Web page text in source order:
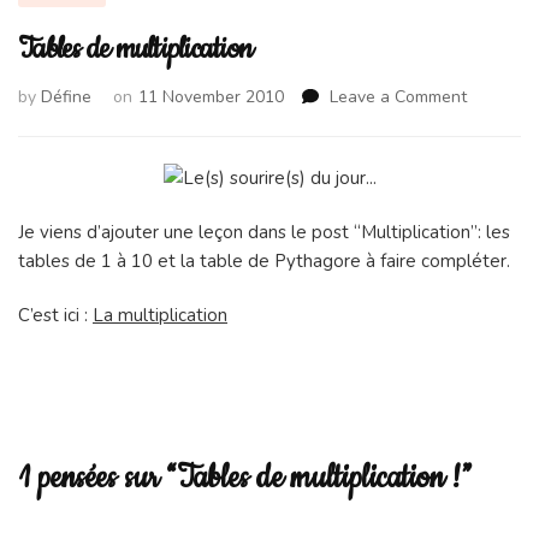
Tables de multiplication
by Défine on 11 November 2010 Leave a Commenton
Je viens d’ajouter une leçon dans le post “Multiplication”: les
tables de 1 à 10 et la table de Pythagore à faire compléter.
C’est ici : La multiplication
1 pensées sur “Tables de multiplication !”